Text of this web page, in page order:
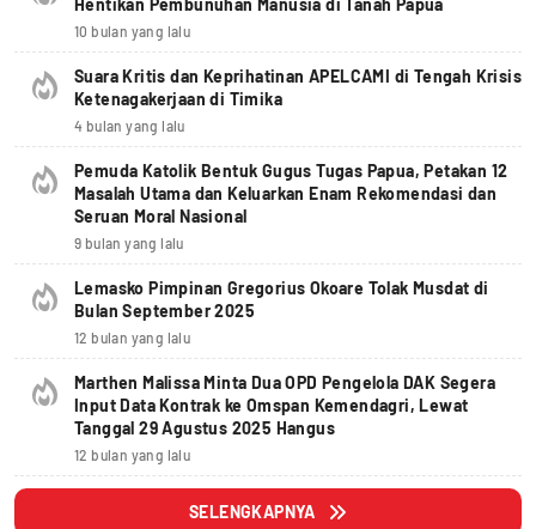
Hentikan Pembunuhan Manusia di Tanah Papua
10 bulan yang lalu
Suara Kritis dan Keprihatinan APELCAMI di Tengah Krisis
Ketenagakerjaan di Timika
4 bulan yang lalu
Pemuda Katolik Bentuk Gugus Tugas Papua, Petakan 12
Masalah Utama dan Keluarkan Enam Rekomendasi dan
Seruan Moral Nasional
9 bulan yang lalu
Lemasko Pimpinan Gregorius Okoare Tolak Musdat di
Bulan September 2025
12 bulan yang lalu
Marthen Malissa Minta Dua OPD Pengelola DAK Segera
Input Data Kontrak ke Omspan Kemendagri, Lewat
Tanggal 29 Agustus 2025 Hangus
12 bulan yang lalu
SELENGKAPNYA